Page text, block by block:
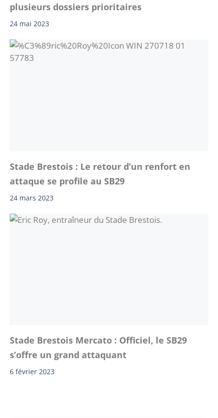
plusieurs dossiers prioritaires
24 mai 2023
Stade Brestois : Le retour d’un renfort en
attaque se profile au SB29
24 mars 2023
Stade Brestois Mercato : Officiel, le SB29
s’offre un grand attaquant
6 février 2023